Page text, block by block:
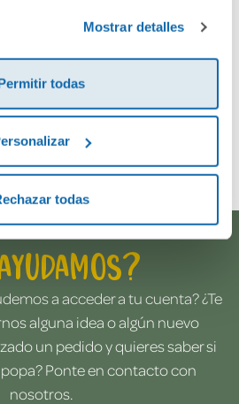
Mostrar detalles
todas
todas
a acceder a tu cuenta? ¿Te
alguna idea o algún nuevo
un pedido y quieres saber si
Ponte en contacto con
nosotros.